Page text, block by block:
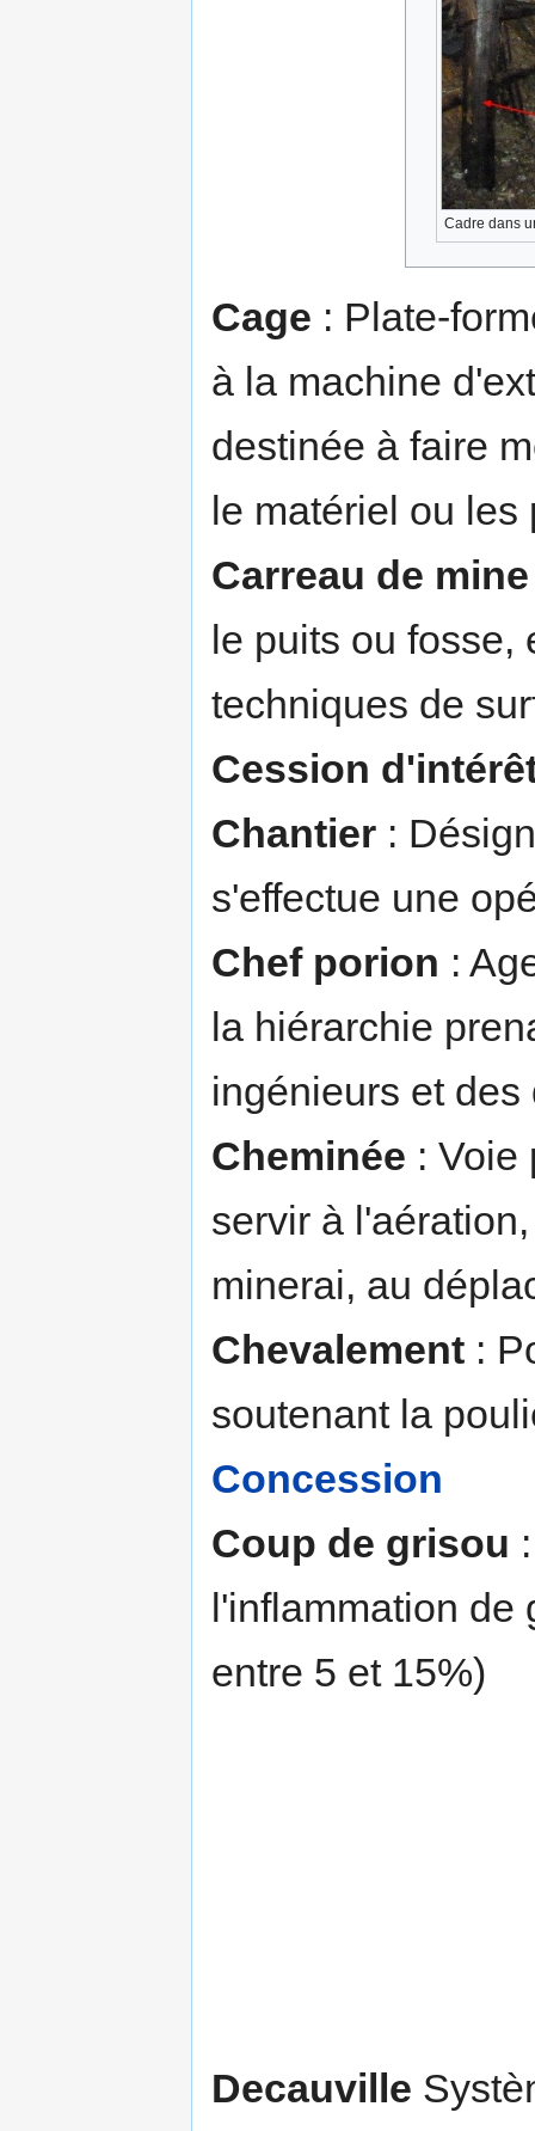
Cadre dans
Cage : Plate-
à la machine
destinée à faire
le matériel ou les
Carreau de mine
le puits ou fosse,
techniques de
Cession
Chantier :
s'effectue une
Chef porion :
la hiérarchie
ingénieurs et des
Cheminée : Voie
servir à
minerai, au
Chevalement :
soutenant la
Concession
Coup de grisou
l'inflammation de
entre 5 et 15%)
Decauville